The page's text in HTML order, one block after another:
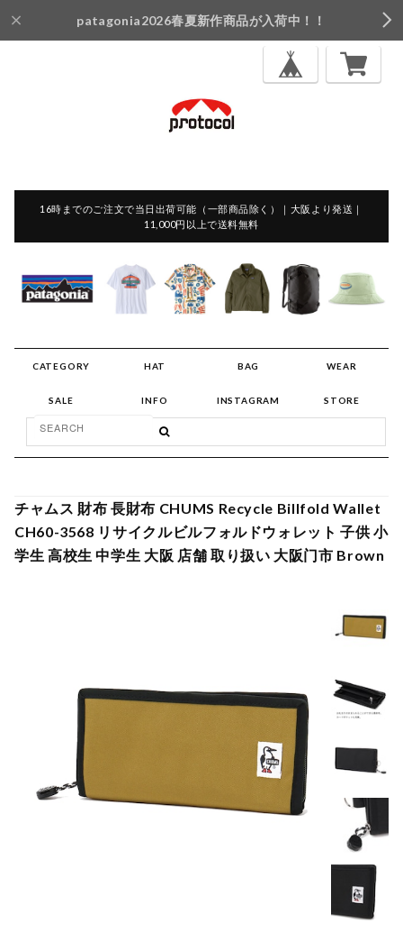
patagonia2026春夏新作商品が入荷中！！
16時までのご注文で当日出荷可能（一部商品除く）｜大阪より発送｜
11,000円以上で送料無料
CATEGORY HAT BAG WEAR
SALE INFO INSTAGRAM STORE
チャムス 財布 長財布 CHUMS Recycle Billfold Wallet
CH60-3568 リサイクルビルフォルドウォレット 子供 小
学生 高校生 中学生 大阪 店舗 取り扱い 大阪门市 Brown